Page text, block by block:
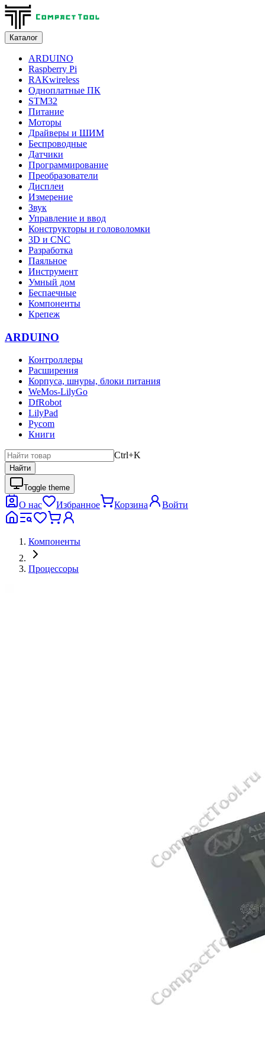
Каталог
ARDUINO
Raspberry Pi
RAKwireless
Одноплатные ПК
STM32
Питание
Моторы
Драйверы и ШИМ
Беспроводные
Датчики
Программирование
Преобразователи
Дисплеи
Измерение
Звук
Управление и ввод
Конструкторы и головоломки
3D и CNC
Разработка
Паяльное
Инструмент
Умный дом
Беспаечные
Компоненты
Крепеж
ARDUINO
Контроллеры
Расширения
Корпуса, шнуры, блоки питания
WeMos-LilyGo
DfRobot
LilyPad
Pycom
Книги
Ctrl+K
Найти
Toggle theme
О нас Избранное Корзина Войти
Компоненты
Процессоры